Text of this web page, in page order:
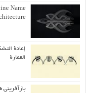
Name
إعادة
العمارة